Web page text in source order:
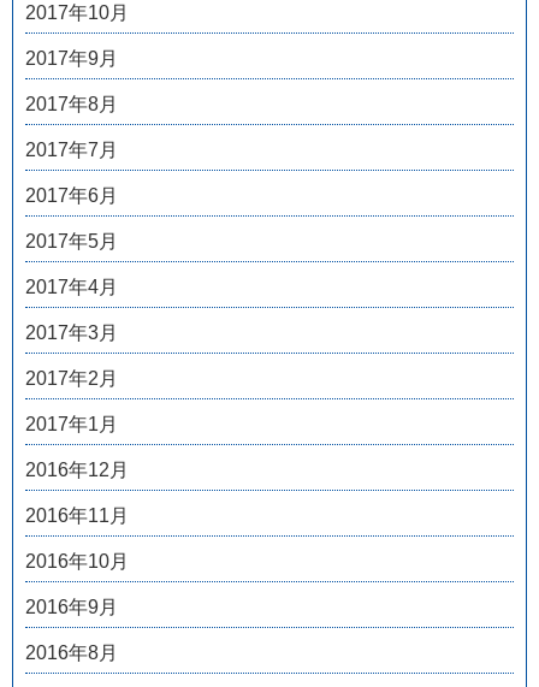
2017年10月
2017年9月
2017年8月
2017年7月
2017年6月
2017年5月
2017年4月
2017年3月
2017年2月
2017年1月
2016年12月
2016年11月
2016年10月
2016年9月
2016年8月